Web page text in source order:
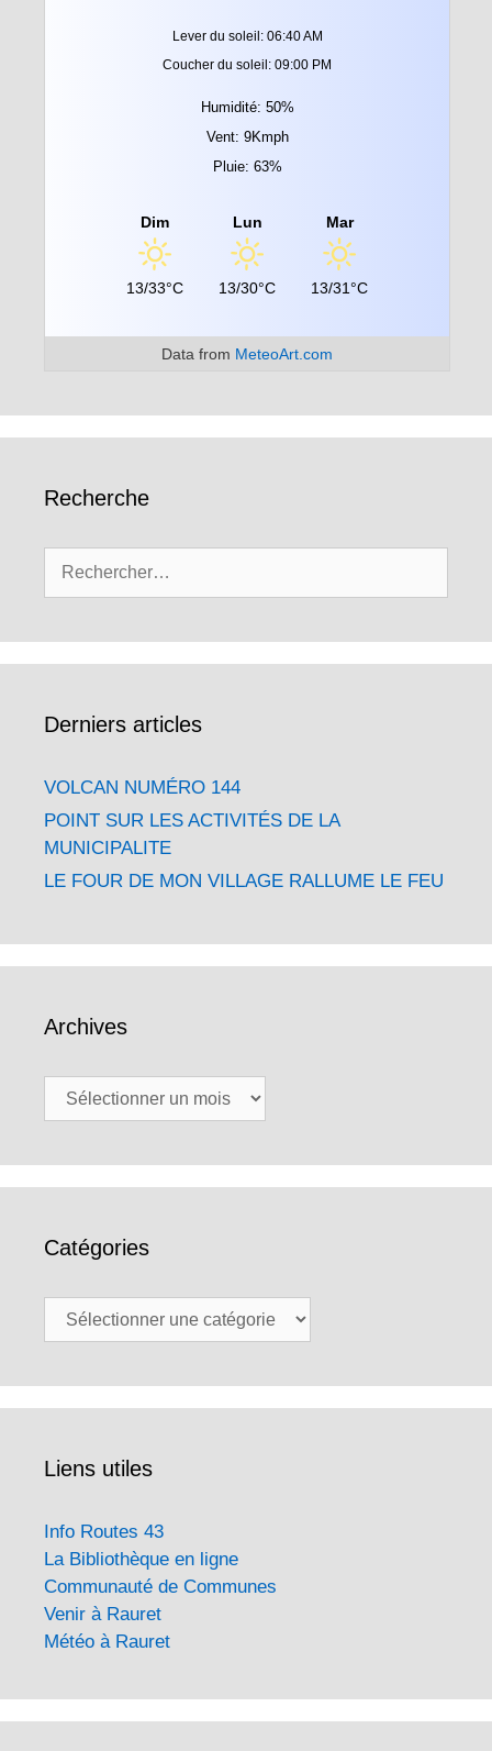
Lever du soleil: 06:40 AM
Coucher du soleil: 09:00 PM
Humidité: 50%
Vent: 9Kmph
Pluie: 63%
Dim
13/33°C
Lun
13/30°C
Mar
13/31°C
Data from MeteoArt.com
Recherche
Derniers articles
VOLCAN NUMÉRO 144
POINT SUR LES ACTIVITÉS DE LA
MUNICIPALITE
LE FOUR DE MON VILLAGE RALLUME LE FEU
Archives
Archives
Catégories
Catégories
Liens utiles
Info Routes 43
La Bibliothèque en ligne
Communauté de Communes
Venir à Rauret
Météo à Rauret